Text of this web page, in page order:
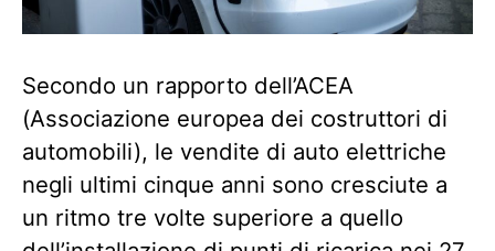
Secondo un rapporto dell’ACEA
(Associazione europea dei costruttori di
automobili), le vendite di auto elettriche
negli ultimi cinque anni sono cresciute a
un ritmo tre volte superiore a quello